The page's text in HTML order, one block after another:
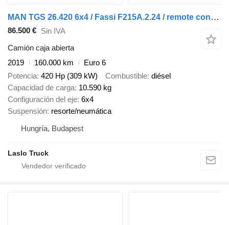
MAN TGS 26.420 6x4 / Fassi F215A.2.24 / remote control / Rotator / 1
86.500 € Sin IVA
Camión caja abierta
2019
160.000 km
Euro 6
Potencia 420 Hp (309 kW) Combustible diésel
Capacidad de carga 10.590 kg
Configuración del eje 6x4
Suspensión resorte/neumática
Hungría, Budapest
Laslo Truck